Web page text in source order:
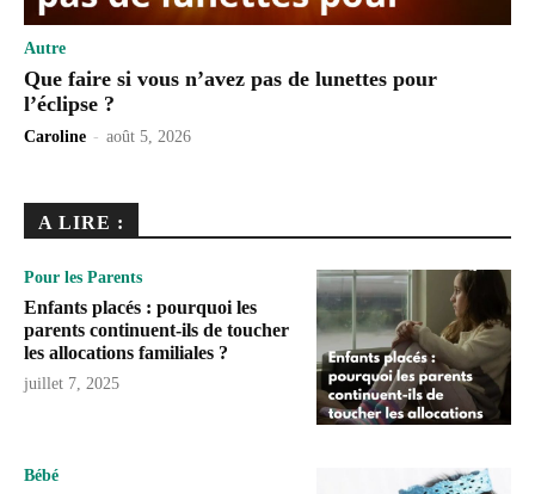
Autre
Que faire si vous n’avez pas de lunettes pour
l’éclipse ?
Caroline - août 5, 2026
A LIRE :
Pour les Parents
Enfants placés : pourquoi les
parents continuent-ils de toucher
les allocations familiales ?
juillet 7, 2025
Bébé